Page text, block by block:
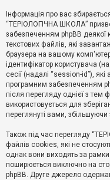
Т
е
м
и
б
е
з
в
і
д
о
і
д
е
й
Інформація про вас
“ТЕРІОЛОГІЧНА ШКОЛА”
забезпеченням phpBB деякої
текстових файлів, які
браузера на вашому
ідентифікатор користувача
сесії (надалі “session-id”),
програмним забезпеченням
після перегляду однієї з
використовується для
переглянуті вами,
Також під час перегляду
файлів cookies, які не
однак вони виходять за рамки
поширюється виключно на
phpBB. Друге джерело